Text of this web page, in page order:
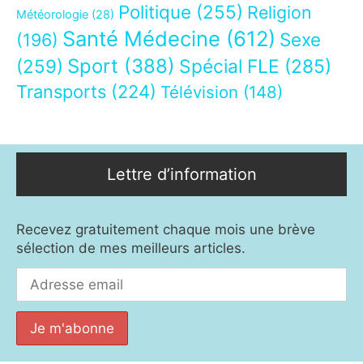
Météorologie (28) Politique (255) Religion
(196) Santé Médecine (612) Sexe
(259) Sport (388) Spécial FLE (285)
Transports (224) Télévision (148)
Lettre d’information
Recevez gratuitement chaque mois une brève
sélection de mes meilleurs articles.